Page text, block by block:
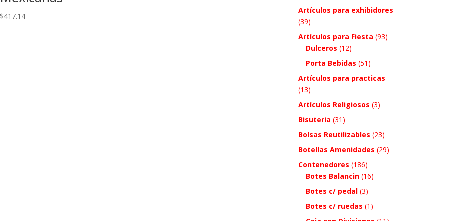
$417.14
Artículos para exhibidores
(39)
Artículos para Fiesta (93)
Dulceros (12)
Porta Bebidas (51)
Artículos para practicas
(13)
Artículos Religiosos (3)
Bisuteria (31)
Bolsas Reutilizables (23)
Botellas Amenidades (29)
Contenedores (186)
Botes Balancin (16)
Botes c/ pedal (3)
Botes c/ ruedas (1)